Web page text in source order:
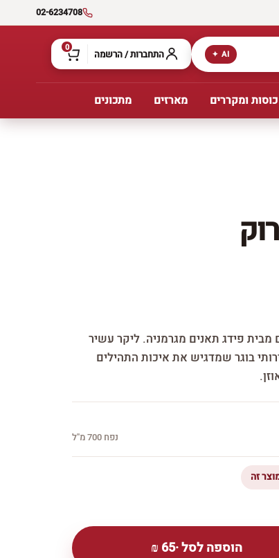
02-6234708
AI ✦ התחברות / הרשמה 0
ומקררים מארזים מתכונים
מבית פידג תאנים מגרמניה. ליקר עשיר
בוגר שמדגיש את איכות התהילים
נפח 700 מ''ל
הוספה לסל ·65
₪